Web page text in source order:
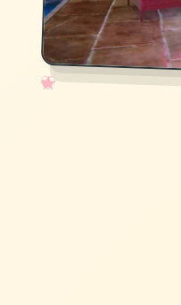
✧
♡
★
♥